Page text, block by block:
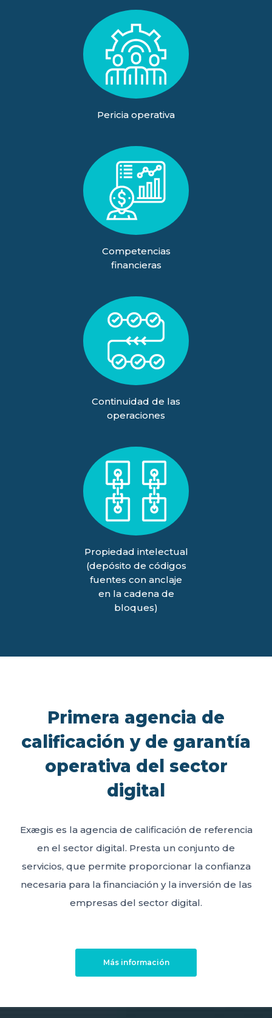
Pericia operativa
Competencias
financieras
Continuidad de las
operaciones
Propiedad intelectual
(depósito de códigos
fuentes con anclaje
en la cadena de
bloques)
Primera agencia de
calificación y de garantía
operativa del sector
digital
Exægis es la agencia de calificación de referencia
en el sector digital. Presta un conjunto de
servicios, que permite proporcionar la confianza
necesaria para la financiación y la inversión de las
empresas del sector digital.
Más información